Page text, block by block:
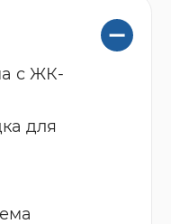
с ЖК-
для